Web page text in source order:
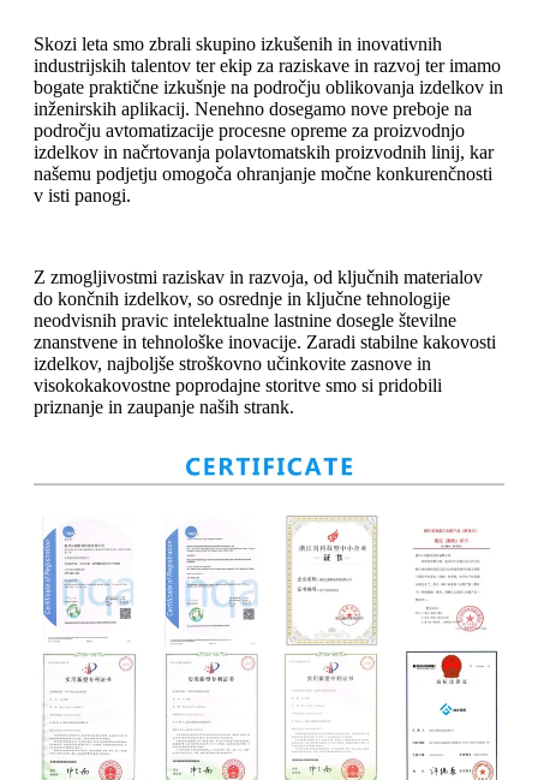
Skozi leta smo zbrali skupino izkušenih in inovativnih
industrijskih talentov ter ekip za raziskave in razvoj ter imamo
bogate praktične izkušnje na področju oblikovanja izdelkov in
inženirskih aplikacij. Nenehno dosegamo nove preboje na
področju avtomatizacije procesne opreme za proizvodnjo
izdelkov in načrtovanja polavtomatskih proizvodnih linij, kar
našemu podjetju omogoča ohranjanje močne konkurenčnosti
v isti panogi.
Z zmogljivostmi raziskav in razvoja, od ključnih materialov
do končnih izdelkov, so osrednje in ključne tehnologije
neodvisnih pravic intelektualne lastnine dosegle številne
znanstvene in tehnološke inovacije. Zaradi stabilne kakovosti
izdelkov, najboljše stroškovno učinkovite zasnove in
visokokakovostne poprodajne storitve smo si pridobili
priznanje in zaupanje naših strank.